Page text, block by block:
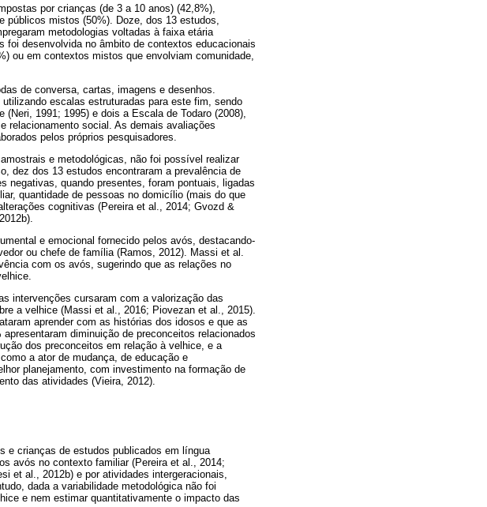
por crianças (de 3 a 10 anos) (42,8%),
mistos (50%). Doze, dos 13 estudos,
metodologias voltadas à faixa etária
foi desenvolvida no âmbito de contextos educacionais
ou em contextos mistos que envolviam comunidade,
de conversa, cartas, imagens e desenhos.
escalas estruturadas para este fim, sendo
1991; 1995) e dois a Escala de Todaro (2008),
relacionamento social. As demais avaliações
pelos próprios pesquisadores.
e metodológicas, não foi possível realizar
dez dos 13 estudos encontraram a prevalência de
negativas, quando presentes, foram pontuais, ligadas
quantidade de pessoas no domicílio (mais do que
cognitivas (Pereira et al., 2014; Gvozd &
e emocional fornecido pelos avós, destacando-
ou chefe de família (Ramos, 2012). Massi et al.
com os avós, sugerindo que as relações no
intervenções cursaram com a valorização das
a velhice (Massi et al., 2016; Piovezan et al., 2015).
aprender com as histórias dos idosos e que as
diminuição de preconceitos relacionados
dos preconceitos em relação à velhice, e a
a ator de mudança, de educação e
planejamento, com investimento na formação de
das atividades (Vieira, 2012).
e crianças de estudos publicados em língua
avós no contexto familiar (Pereira et al., 2014;
et al., 2012b) e por atividades intergeracionais,
dada a variabilidade metodológica não foi
e nem estimar quantitativamente o impacto das